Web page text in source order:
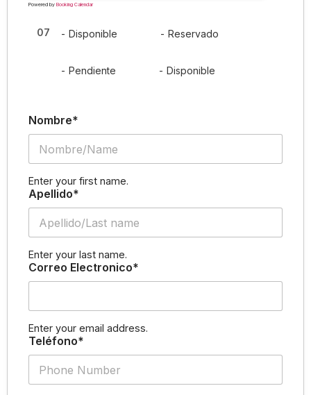
Powered by Booking Calendar
07 - Disponible - Reservado
- Pendiente - Disponible
Nombre*
Enter your first name.
Apellido*
Enter your last name.
Correo Electronico*
Enter your email address.
Teléfono*